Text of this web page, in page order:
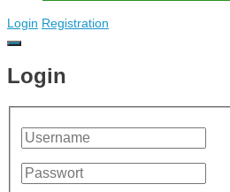
Login Registration
Login